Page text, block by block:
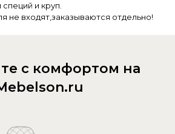
и круп.
не входят,заказываются отдельно!
с комфортом на